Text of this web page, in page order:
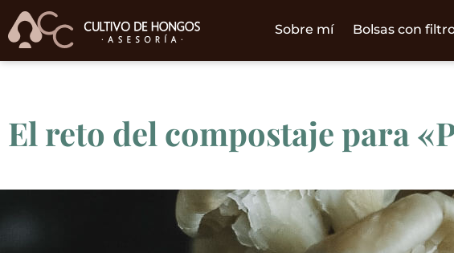
Sobre mí Bolsas con
El reto del compostaje para